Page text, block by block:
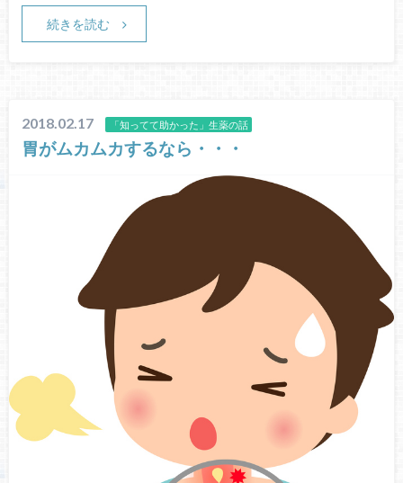
続きを読む
2018.02.17 「知ってて助かった」生薬の話
胃がムカムカするなら・・・